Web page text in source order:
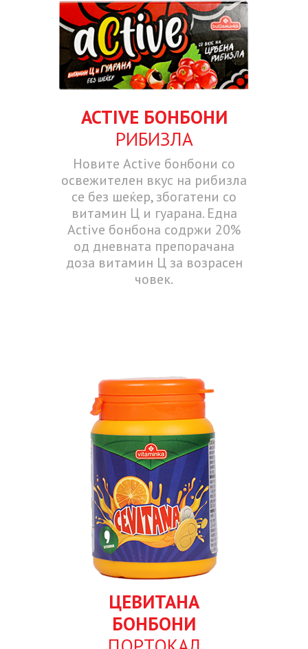
ACTIVE БОНБОНИ
РИБИЗЛА
Новите Active бонбони со
освежителен вкус на рибизла
се без шеќер, збогатени со
витамин Ц и гуарана. Една
Active бонбона содржи 20%
од дневната препорачана
доза витамин Ц за возрасен
човек.
ЦЕВИТАНА
БОНБОНИ